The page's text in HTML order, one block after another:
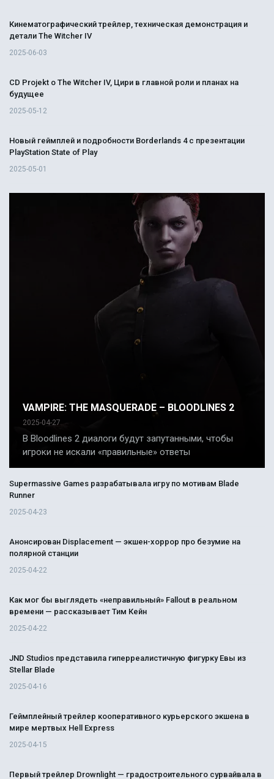
Кинематографический трейлер, техническая демонстрация и
детали The Witcher IV
2025-06-03
CD Projekt о The Witcher IV, Цири в главной роли и планах на
будущее
2025-05-12
Новый геймплей и подробности Borderlands 4 с презентации
PlayStation State of Play
2025-05-01
VAMPIRE: THE MASQUERADE – BLOODLINES 2
2025-04-27
В Bloodlines 2 диалоги будут запутанными, чтобы
игроки не искали «правильные» ответы
Supermassive Games разрабатывала игру по мотивам Blade
Runner
2025-04-23
Анонсирован Displacement — экшен-хоррор про безумие на
полярной станции
2025-04-22
Как мог бы выглядеть «неправильный» Fallout в реальном
времени — рассказывает Тим Кейн
2025-04-22
JND Studios представила гиперреалистичную фигурку Евы из
Stellar Blade
2025-04-16
Геймплейный трейлер кооперативного курьерского экшена в
мире мертвых Hell Express
2025-04-15
Первый трейлер Drownlight — градостроительного сурвайвала в